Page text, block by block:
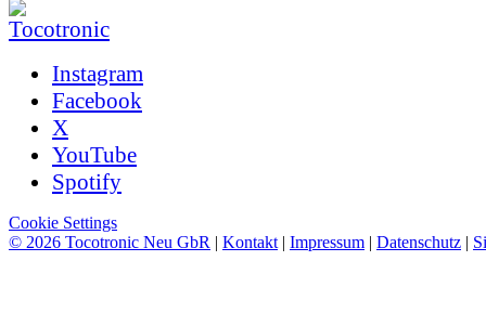
Instagram
Facebook
X
YouTube
Spotify
Cookie Settings
© 2026 Tocotronic Neu GbR | Kontakt | Impressum | Datenschutz |